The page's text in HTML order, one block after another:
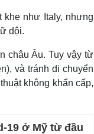
khe như Italy, nhưng
dội.
châu Âu. Tuy vậy từ
và tránh di chuyển
không khẩn cấp,
19 ở Mỹ từ đầu